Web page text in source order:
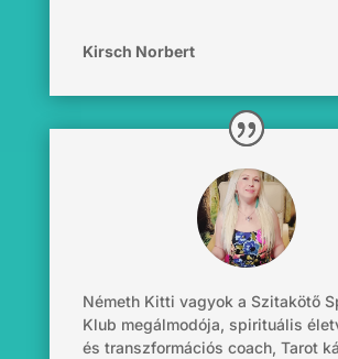
Kirsch Norbert
Németh Kitti vagyok a Szitakötő
Klub megálmodója, spirituális
és transzformációs coach, Tarot